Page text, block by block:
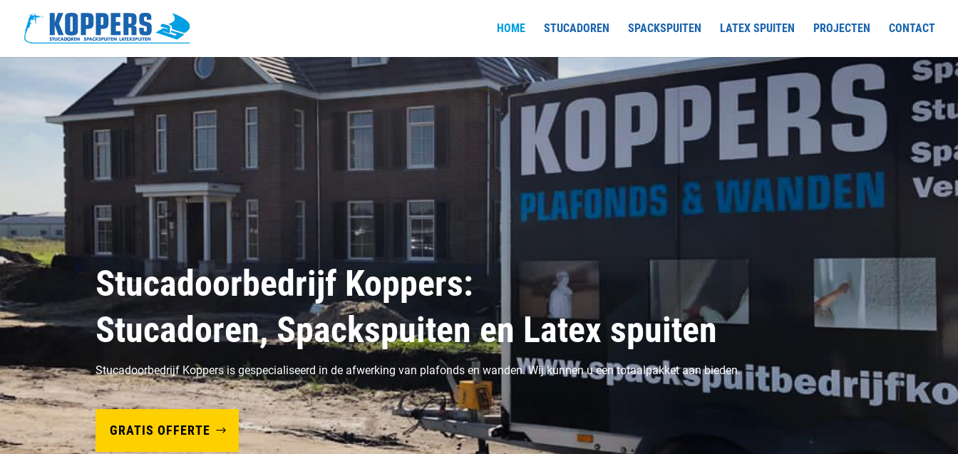
HOME STUCADOREN SPACKSPUITEN LATEX SPUITEN PROJECTEN CONTACT
Stucadoorbedrijf Koppers:
Stucadoren, Spackspuiten en Latex spuiten
Stucadoorbedrijf Koppers is gespecialiseerd in de afwerking van plafonds en wanden. Wij kunnen u een totaalpakket aan bieden.
GRATIS OFFERTE